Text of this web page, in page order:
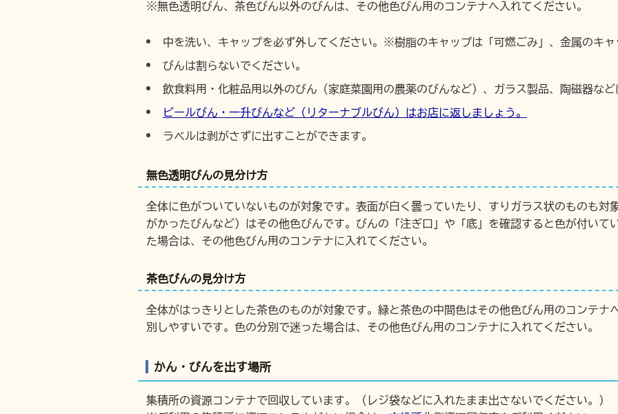
※無色透明びん、茶色びん以外のびんは、その他色びん用のコンテナへ入れてください。
中を洗い、キャップを必ず外してください。※樹脂のキャップは「可燃ごみ」、金属のキ
びんは割らないでください。
飲食料用・化粧品用以外のびん（家庭菜園用の農薬のびんなど）、ガラス製品、陶磁器な
ビールびん・一升びんなど（リターナブルびん）はお店に返しましょう。
ラベルは剥がさずに出すことができます。
無色透明びんの見分け方
全体に色がついていないものが対象です。表面が白く曇っていたり、すりガラス状のものも対
がかったびんなど）はその他色びんです。びんの「注ぎ口」や「底」を確認すると色が付いて
た場合は、その他色びん用のコンテナに入れてください。
茶色びんの見分け方
全体がはっきりとした茶色のものが対象です。緑と茶色の中間色はその他色びん用のコンテナ
別しやすいです。色の分別で迷った場合は、その他色びん用のコンテナに入れてください。
かん・びんを出す場所
集積所の資源コンテナで回収しています。（レジ袋などに入れたまま出さないでください。）